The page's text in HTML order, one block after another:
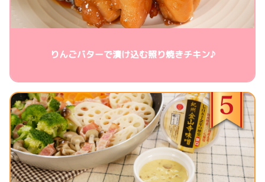
りんごバターで漬け込む照り焼きチキン♪